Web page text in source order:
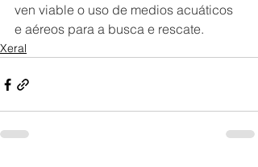
ven viable o uso de medios acuáticos
e aéreos para a busca e rescate.
Xeral